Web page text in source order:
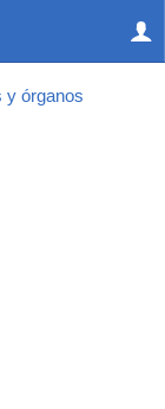
y órganos